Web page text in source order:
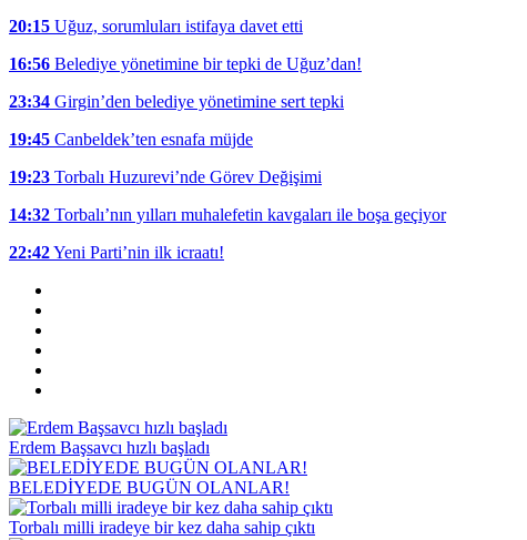
20:15 Uğuz, sorumluları istifaya davet etti
16:56 Belediye yönetimine bir tepki de Uğuz’dan!
23:34 Girgin’den belediye yönetimine sert tepki
19:45 Canbeldek’ten esnafa müjde
19:23 Torbalı Huzurevi’nde Görev Değişimi
14:32 Torbalı’nın yılları muhalefetin kavgaları ile boşa geçiyor
22:42Yeni Parti’nin ilk icraatı!
Erdem Başsavcı hızlı başladı
BELEDİYEDE BUGÜN OLANLAR!
Torbalı milli iradeye bir kez daha sahip çıktı